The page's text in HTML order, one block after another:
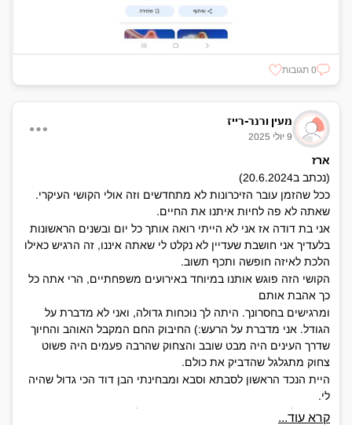
0 תגובות
מעין ורנר-רייז
9 יולי 2025
ארז
(נכתב ב20.6.2024)
ככל שהזמן עובר הזיכרונות לא מתחדשים וזה אולי הקושי העיקרי.
שאתה לא פה לחיות איתנו את החיים.
אני בת דודה אז אני לא הייתי רואה אותך כל יום ובשנים הראשונות
בלעדיך אני חושבת שעדיין לא נקלט לי שאתה איננו, זה הרגיש כאילו
הלכת לאיזה חופשה ותכף תשוב.
הקושי הזה פוגש אותנו במיוחד באירועים משפחתיים, הרי אתה כל
כך אהבת אותם
ומרגישים בחסרונך. היתה לך נוכחות גדולה, ואני לא מדברת על
הגודל. אני מדברת על הרעש:) החיבוק החם המקבל האוהב והחיוך
שדרך העינים היה מבט שובב והצחוק שהרבה פעמים היה פשוט
צחוק מתגלגל שהדביק את כולם.
היית הנכד הראשון לסבתא וסבא ומבחינתי הבן דוד הכי גדול שהיה
לי.
השם שלך ארז שזה עץ חזק התאים מאוד לתחושה שהשראת בי.
קרא עוד...